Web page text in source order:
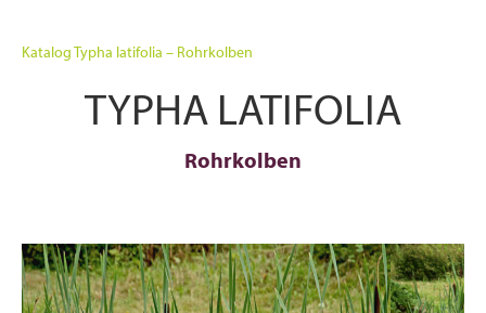
Katalog Typha latifolia – Rohrkolben
TYPHA LATIFOLIA
Rohrkolben